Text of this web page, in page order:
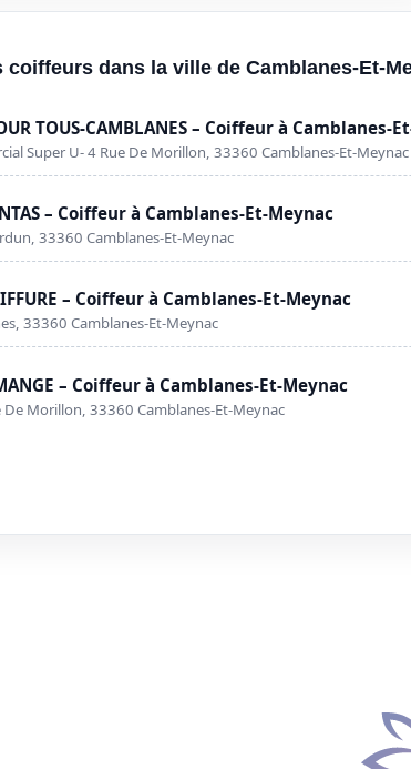
coiffeurs dans la ville de Camblanes-Et-
TOUS-CAMBLANES – Coiffeur à Camblanes-
Super U- 4 Rue De Morillon, 33360 Camblanes-Et-Meynac
– Coiffeur à Camblanes-Et-Meynac
33360 Camblanes-Et-Meynac
– Coiffeur à Camblanes-Et-Meynac
33360 Camblanes-Et-Meynac
– Coiffeur à Camblanes-Et-Meynac
De Morillon, 33360 Camblanes-Et-Meynac